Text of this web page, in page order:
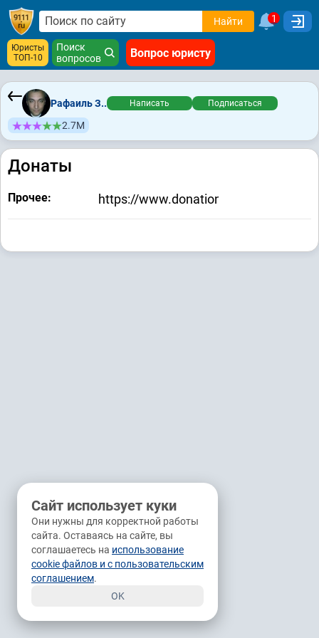
Найти 1
Юристы
ТОП-10
Поиск
вопросов
Вопрос юристу
Рафаиль З.. Написать Подписаться
2.7М
Донаты
Прочее: https://www.donationalerts.com/r/
Сайт использует куки
Они нужны для корректной работы
сайта. Оставаясь на сайте, вы
соглашаетесь на использование
cookie файлов и с пользовательским
соглашением.
OK